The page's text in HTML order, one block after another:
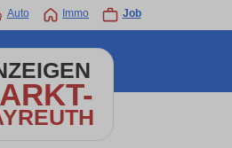
Auto Immo Job